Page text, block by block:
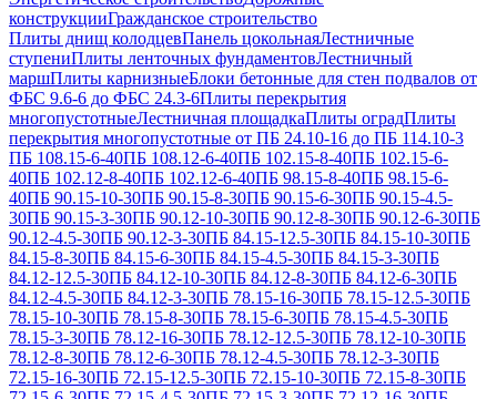
конструкцииГражданское строительство
Плиты днищ колодцевПанель цокольнаяЛестничные
ступениПлиты ленточных фундаментовЛестничный
маршПлиты карнизныеБлоки бетонные для стен подвалов от
ФБС 9.6-6 до ФБС 24.3-6Плиты перекрытия
многопустотныеЛестничная площадкаПлиты оградПлиты
перекрытия многопустотные от ПБ 24.10-16 до ПБ 114.10-3
ПБ 108.15-6-40ПБ 108.12-6-40ПБ 102.15-8-40ПБ 102.15-6-
40ПБ 102.12-8-40ПБ 102.12-6-40ПБ 98.15-8-40ПБ 98.15-6-
40ПБ 90.15-10-30ПБ 90.15-8-30ПБ 90.15-6-30ПБ 90.15-4.5-
30ПБ 90.15-3-30ПБ 90.12-10-30ПБ 90.12-8-30ПБ 90.12-6-30ПБ
90.12-4.5-30ПБ 90.12-3-30ПБ 84.15-12.5-30ПБ 84.15-10-30ПБ
84.15-8-30ПБ 84.15-6-30ПБ 84.15-4.5-30ПБ 84.15-3-30ПБ
84.12-12.5-30ПБ 84.12-10-30ПБ 84.12-8-30ПБ 84.12-6-30ПБ
84.12-4.5-30ПБ 84.12-3-30ПБ 78.15-16-30ПБ 78.15-12.5-30ПБ
78.15-10-30ПБ 78.15-8-30ПБ 78.15-6-30ПБ 78.15-4.5-30ПБ
78.15-3-30ПБ 78.12-16-30ПБ 78.12-12.5-30ПБ 78.12-10-30ПБ
78.12-8-30ПБ 78.12-6-30ПБ 78.12-4.5-30ПБ 78.12-3-30ПБ
72.15-16-30ПБ 72.15-12.5-30ПБ 72.15-10-30ПБ 72.15-8-30ПБ